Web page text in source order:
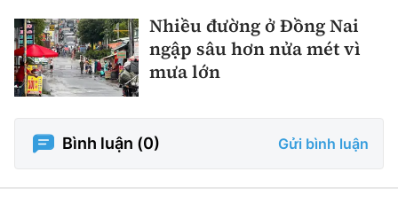
Nhiều đường ở Đồng Nai
ngập sâu hơn nửa mét vì
mưa lớn
Bình luận (0) Gửi bình luận